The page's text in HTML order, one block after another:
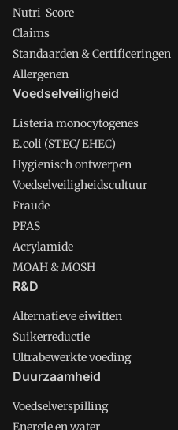
Nutri-Score
Claims
Standaarden & Certificeringen
Allergenen
Voedselveiligheid
Listeria monocytogenes
E.coli (STEC/ EHEC)
Hygienisch ontwerpen
Voedselveiligheidscultuur
Fraude
PFAS
Acrylamide
MOAH & MOSH
R&D
Alternatieve eiwitten
Suikerreductie
Ultrabewerkte voeding
Duurzaamheid
Voedselverspilling
Energie en water